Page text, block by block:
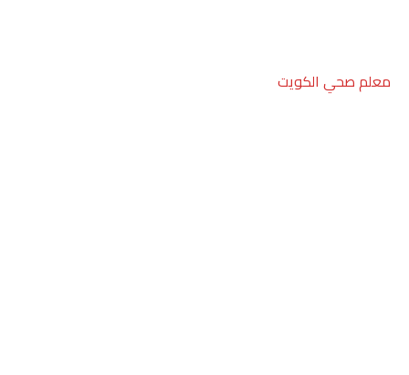
معلم صحي الكويت